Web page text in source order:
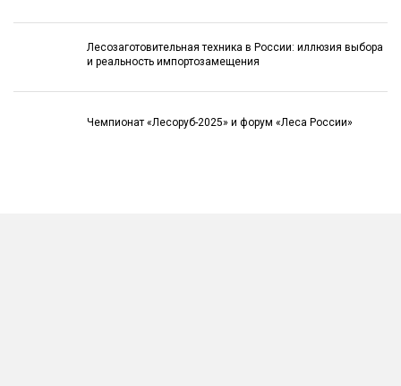
Лесозаготовительная техника в России: иллюзия выбора
и реальность импортозамещения
Чемпионат «Лесоруб-2025» и форум «Леса России»